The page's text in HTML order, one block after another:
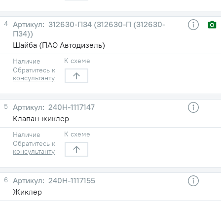
4
312630-П34 (312630-П (312630-
П34))
Шайба (ПАО Автодизель)
Наличие
Обратитесь к
консультанту
К схеме
5
240Н-1117147
Клапан-жиклер
Наличие
Обратитесь к
консультанту
К схеме
6
240Н-1117155
Жиклер